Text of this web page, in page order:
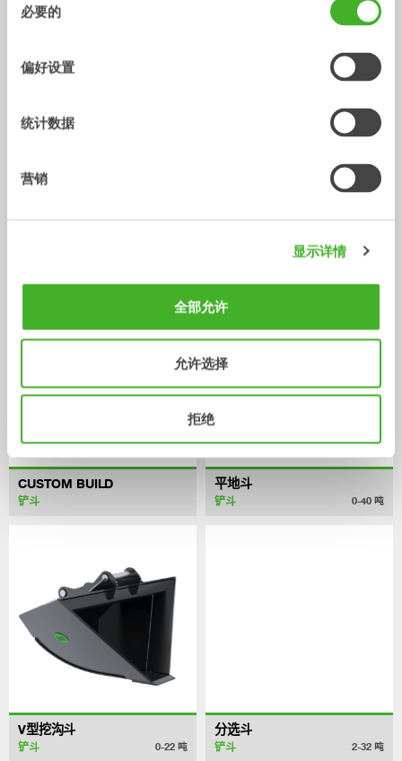
必要的
偏好设置
统计数据
营销
显示详情
全部允许
允许选择
拒绝
Central lubrication
CUSTOM BUILD
铲斗
平地斗
铲斗 0-40 吨
V型挖沟斗
铲斗 0-22 吨
分选斗
铲斗 2-32 吨